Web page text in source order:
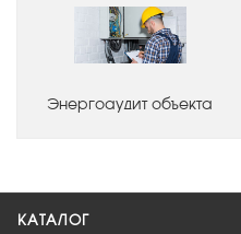
Энергоаудит объекта
КАТАЛОГ